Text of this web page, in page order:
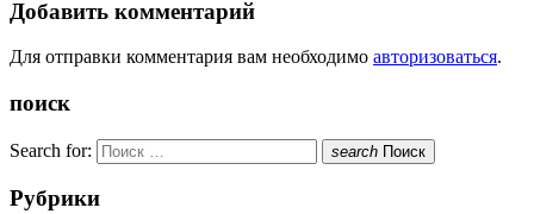
Добавить комментарий
Для отправки комментария вам необходимо авторизоваться.
поиск
Search for: search Поиск
Рубрики